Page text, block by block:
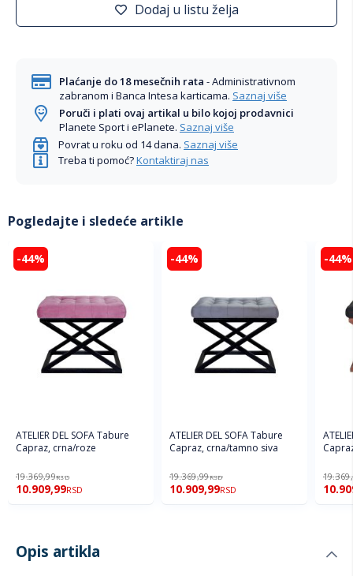
Dodaj u listu želja
Plaćanje do 18 mesečnih rata - Administrativnom
zabranom i Banca Intesa karticama. Saznaj više
Poruči i plati ovaj artikal u bilo kojoj prodavnici
Planete Sport i ePlanete. Saznaj više
Povrat u roku od 14 dana. Saznaj više
Treba ti pomoć?Kontaktiraj nas
Pogledajte i sledeće artikle
-44%
ATELIER DEL SOFA Tabure
Capraz, crna/roze
19.369,99RSD
10.909,99RSD
-44%
ATELIER DEL SOFA Tabure
Capraz, crna/tamno siva
19.369,99RSD
10.909,99RSD
-44%
Opis artikla